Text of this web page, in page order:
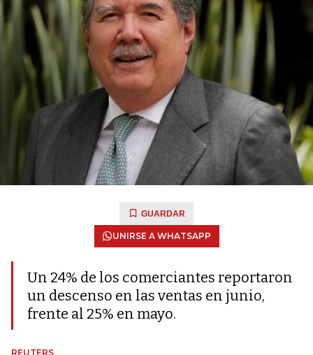
GUARDAR
UNIRSE A WHATSAPP
Un 24% de los comerciantes reportaron
un descenso en las ventas en junio,
frente al 25% en mayo.
REUTERS